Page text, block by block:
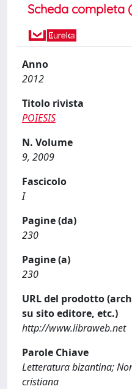
Scheda completa
Anno
2012
Titolo rivista
POIESIS
N. Volume
9, 2009
Fascicolo
I
Pagine (da)
230
Pagine (a)
230
URL del prodotto
su sito editore, etc.)
http://www.libraweb.net
Parole Chiave
Letteratura bizantina;
cristiana